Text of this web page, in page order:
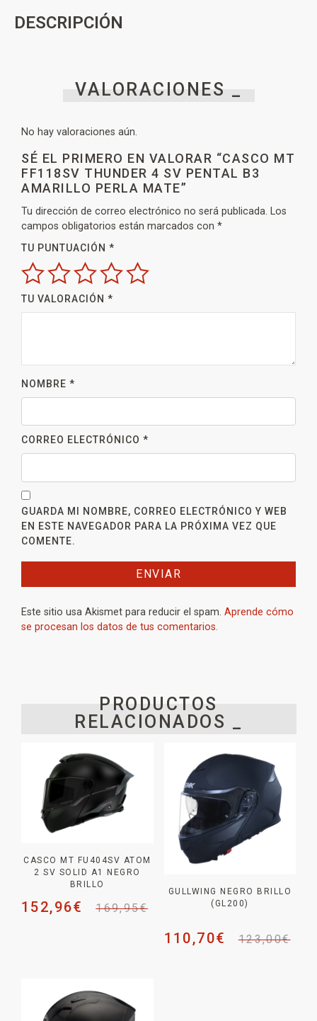
DESCRIPCIÓN
VALORACIONES _
No hay valoraciones aún.
SÉ EL PRIMERO EN VALORAR “CASCO MT
FF118SV THUNDER 4 SV PENTAL B3
AMARILLO PERLA MATE”
Tu dirección de correo electrónico no será publicada. Los
campos obligatorios están marcados con *
TU PUNTUACIÓN *
TU VALORACIÓN *
NOMBRE *
CORREO ELECTRÓNICO *
GUARDA MI NOMBRE, CORREO ELECTRÓNICO Y WEB
EN ESTE NAVEGADOR PARA LA PRÓXIMA VEZ QUE
COMENTE.
Este sitio usa Akismet para reducir el spam. Aprende cómo
se procesan los datos de tus comentarios.
PRODUCTOS
RELACIONADOS _
CASCO MT FU404SV ATOM
2 SV SOLID A1 NEGRO
BRILLO
169,95€
152,96€
GULLWING NEGRO BRILLO
(GL200)
123,00€
110,70€